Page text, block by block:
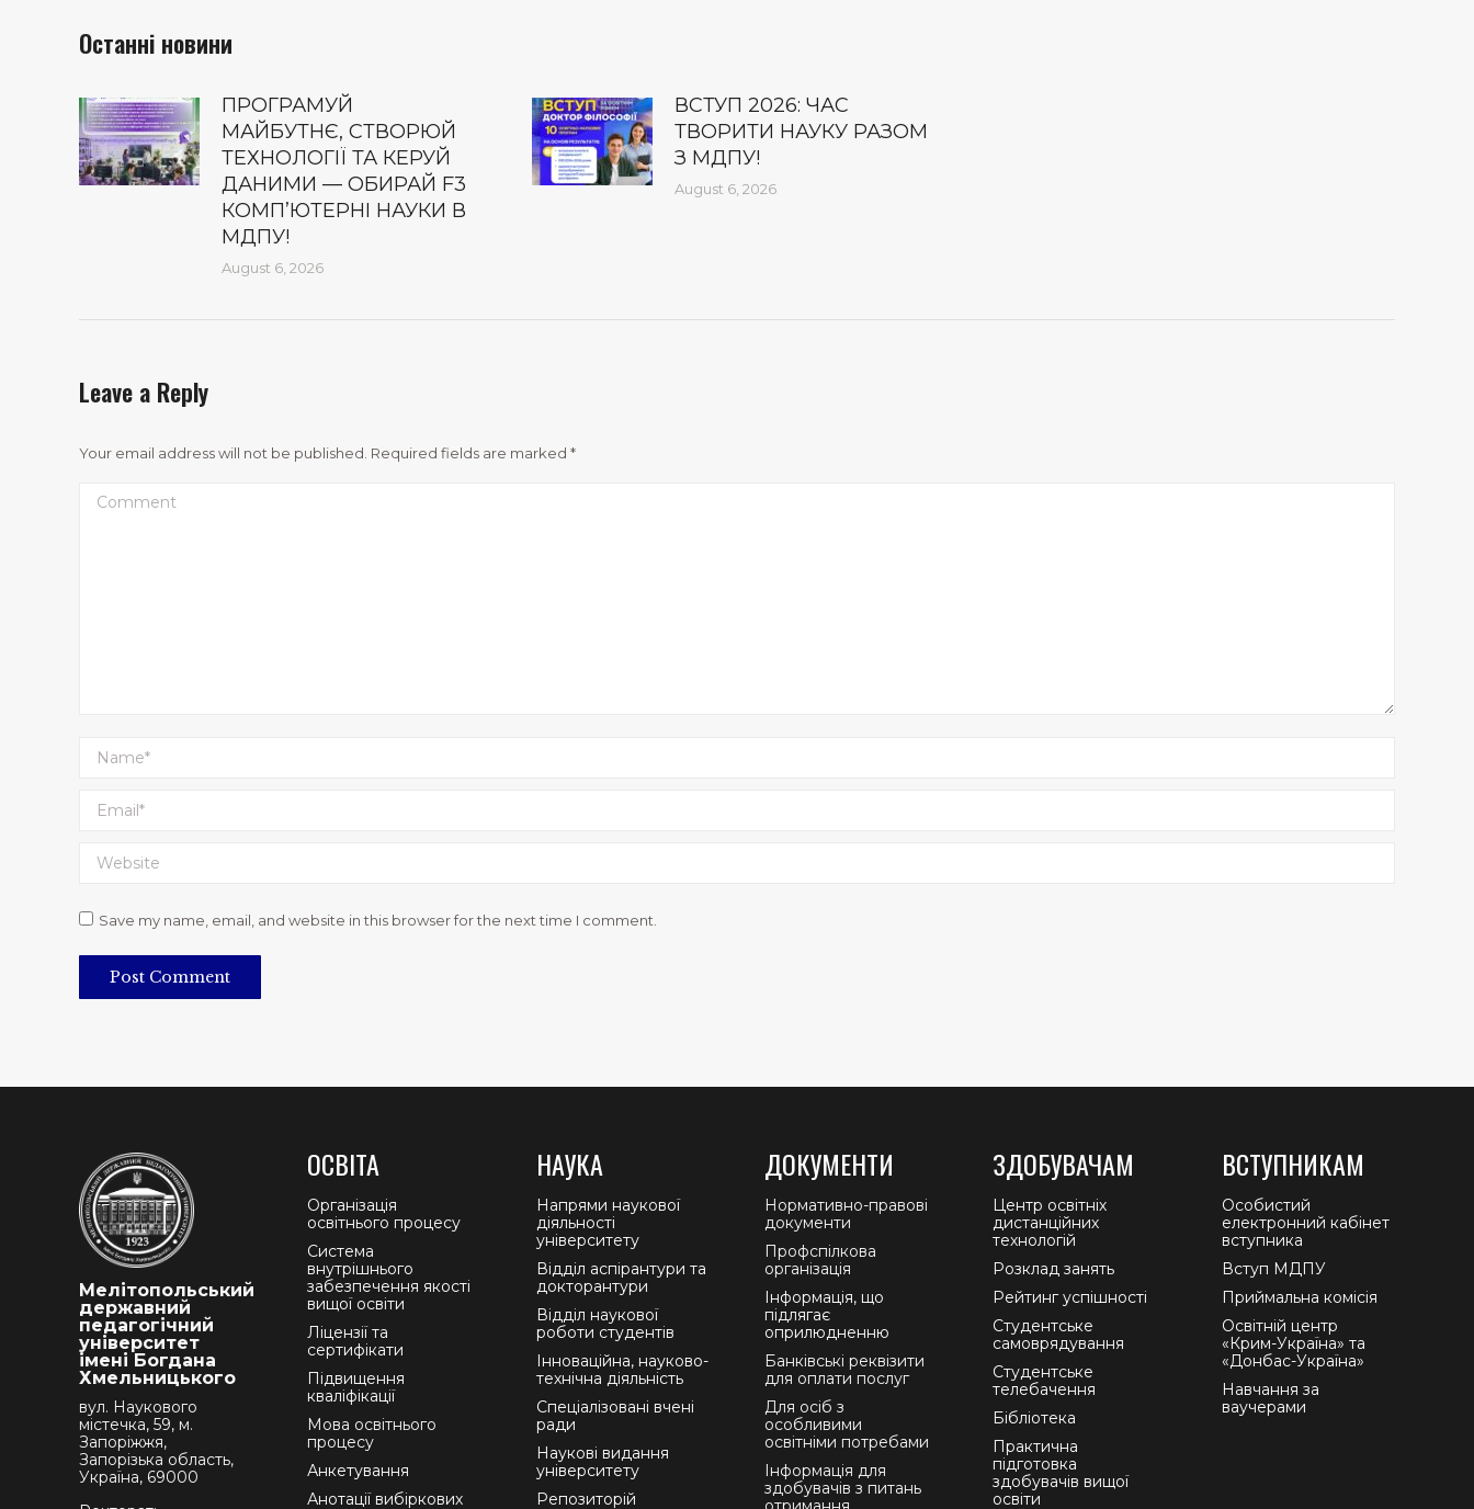
Останні новини
ПРОГРАМУЙ
МАЙБУТНЄ, СТВОРЮЙ
ТЕХНОЛОГІЇ ТА КЕРУЙ
ДАНИМИ — ОБИРАЙ F3
КОМП’ЮТЕРНІ НАУКИ В
МДПУ!
August 6, 2026
ВСТУП 2026: ЧАС
ТВОРИТИ НАУКУ РАЗОМ
З МДПУ!
August 6, 2026
Leave a Reply
Your email address will not be published. Required fields are marked *
Comment
Name *
Email *
Website
Save my name, email, and website in this browser for the next time I comment.
Post Comment
Мелітопольський
державний
педагогічний
університет
імені Богдана
Хмельницького
вул. Наукового
містечка, 59, м.
Запоріжжя,
Запорізька область,
Україна, 69000
ОСВІТА
Організація
освітнього процесу
Система
внутрішнього
забезпечення якості
вищої освіти
Ліцензії та
сертифікати
Підвищення
кваліфікації
Мова освітнього
процесу
Анкетування
Анотації вибіркових
НАУКА
Напрями наукової
діяльності
університету
Відділ аспірантури та
докторантури
Відділ наукової
роботи студентів
Інноваційна, науково-
технічна діяльність
Спеціалізовані вчені
ради
Наукові видання
університету
Репозиторій
ДОКУМЕНТИ
Нормативно-правові
документи
Профспілкова
організація
Інформація, що
підлягає
оприлюдненню
Банківські реквізити
для оплати послуг
Для осіб з
особливими
освітніми потребами
Інформація для
здобувачів з питань
ЗДОБУВАЧАМ
Центр освітніх
дистанційних
технологій
Розклад занять
Рейтинг успішності
Студентське
самоврядування
Студентське
телебачення
Бібліотека
Практична
підготовка
здобувачів вищої
освіти
ВСТУПНИКАМ
Особистий
електронний кабінет
вступника
Вступ МДПУ
Приймальна комісія
Освітній центр
«Крим-Україна» та
«Донбас-Україна»
Навчання за
ваучерами